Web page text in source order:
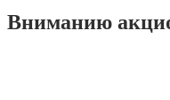
Вниманию